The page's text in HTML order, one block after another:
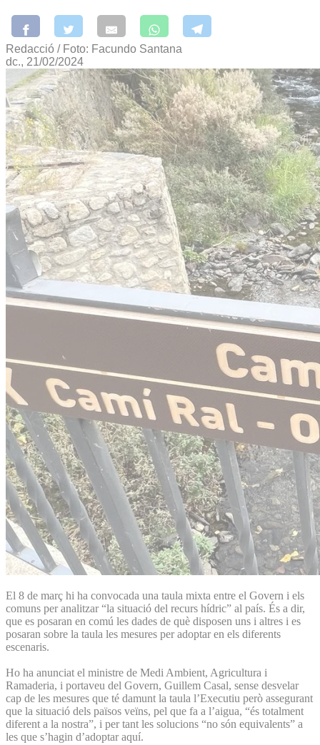
Redacció / Foto: Facundo Santana
dc., 21/02/2024
El 8 de març hi ha convocada una taula mixta entre el Govern i els
comuns per analitzar “la situació del recurs hídric” al país. És a dir,
que es posaran en comú les dades de què disposen uns i altres i es
posaran sobre la taula les mesures per adoptar en els diferents
escenaris.
Ho ha anunciat el ministre de Medi Ambient, Agricultura i
Ramaderia, i portaveu del Govern, Guillem Casal, sense desvelar
cap de les mesures que té damunt la taula l’Executiu però assegurant
que la situació dels països veïns, pel que fa a l’aigua, “és totalment
diferent a la nostra”, i per tant les solucions “no són equivalents” a
les que s’hagin d’adoptar aquí.